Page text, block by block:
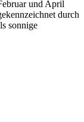
und April
durch
sonnige